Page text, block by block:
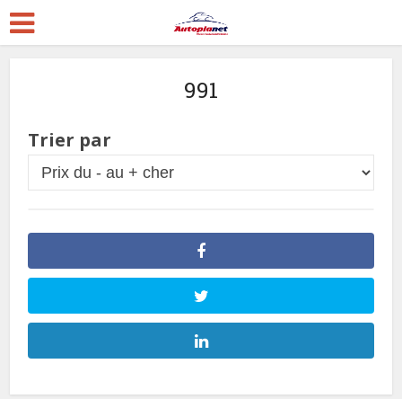
991
Trier par